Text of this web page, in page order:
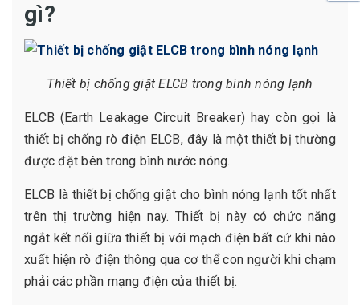
gì?
Thiết bị chống giật ELCB trong bình nóng lạnh
ELCB (Earth Leakage Circuit Breaker) hay còn gọi là
thiết bị chống rò điện ELCB, đây là một thiết bị thường
được đặt bên trong bình nước nóng.
ELCB là thiết bị chống giật cho bình nóng lạnh tốt nhất
trên thị trường hiện nay. Thiết bị này có chức năng
ngắt kết nối giữa thiết bị với mạch điện bất cứ khi nào
xuất hiện rò điện thông qua cơ thể con người khi chạm
phải các phần mạng điện của thiết bị.